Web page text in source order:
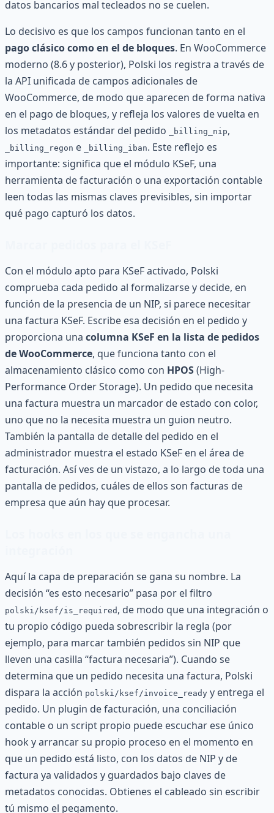
datos bancarios mal tecleados no se cuelen.
Lo decisivo es que los campos funcionan tanto en el
pago clásico como en el de bloques. En WooCommerce
moderno (8.6 y posterior), Polski los registra a través de
la API unificada de campos adicionales de
WooCommerce, de modo que aparecen de forma nativa
en el pago de bloques, y refleja los valores de vuelta en
los metadatos estándar del pedido
_billing_nip,
_billing_regon e _billing_iban. Este reflejo es
importante: significa que el módulo KSeF, una
herramienta de facturación o una exportación contable
leen todas las mismas claves previsibles, sin importar
qué pago capturó los datos.
Con el módulo apto para KSeF activado, Polski
comprueba cada pedido al formalizarse y decide, en
función de la presencia de un NIP, si parece necesitar
una factura KSeF. Escribe esa decisión en el pedido y
proporciona una columna KSeF en la lista de pedidos
de WooCommerce, que funciona tanto con el
almacenamiento clásico como con HPOS(High-
Performance Order Storage). Un pedido que necesita
una factura muestra un marcador de estado con color,
uno que no la necesita muestra un guion neutro.
También la pantalla de detalle del pedido en el
administrador muestra el estado KSeF en el área de
facturación. Así ves de un vistazo, a lo largo de toda una
pantalla de pedidos, cuáles de ellos son facturas de
empresa que aún hay que procesar.
Aquí la capa de preparación se gana su nombre. La
decisión “es esto necesario” pasa por el filtro
polski/ksef/is_required , de modo que una integración o
tu propio código pueda sobrescribir la regla (por
ejemplo, para marcar también pedidos sin NIP que
lleven una casilla “factura necesaria”). Cuando se
determina que un pedido necesita una factura, Polski
dispara la acción polski/ksef/invoice_ready y entrega el
pedido. Un plugin de facturación, una conciliación
contable o un script propio puede escuchar ese único
hook y arrancar su propio proceso en el momento en
que un pedido está listo, con los datos de NIP y de
factura ya validados y guardados bajo claves de
metadatos conocidas. Obtienes el cableado sin escribir
tú mismo el pegamento.